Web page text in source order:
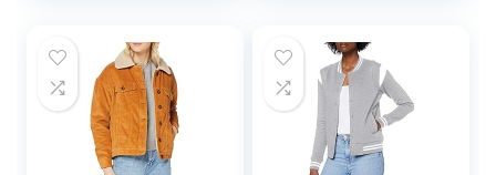
maten XS – 5XL,
dark olive, 5XL
maten XS – 5XL,
dark olive, XS